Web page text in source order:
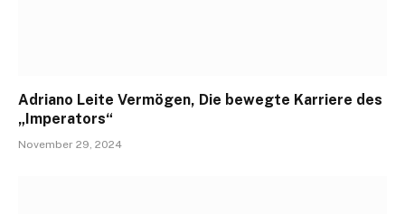
Adriano Leite Vermögen, Die bewegte Karriere des
„Imperators“
November 29, 2024